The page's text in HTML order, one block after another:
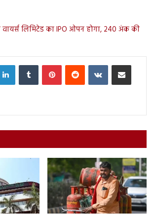
लिमिटेड का IPO ओपन होगा, 240 अंक की
LinkedInTumblr PinterestReddit VKontakteShare via Email